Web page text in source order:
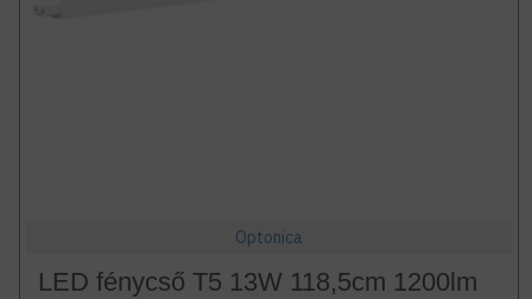
Optonica
LED fénycső T5 13W 118,5cm 1200lm